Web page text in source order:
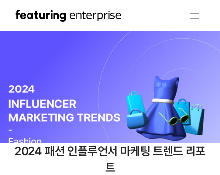
2024 패션 인플루언서 마케팅 트렌드 리포
트